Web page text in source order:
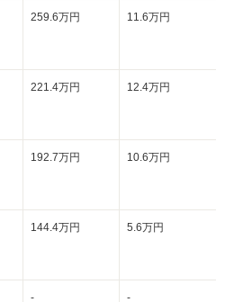
259.6万円 11.6万円
221.4万円 12.4万円
192.7万円 10.6万円
144.4万円 5.6万円
- -